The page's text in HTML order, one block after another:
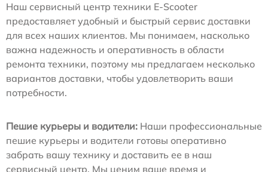
Наш сервисный центр техники E-Scooter
предоставляет удобный и быстрый сервис доставки
для всех наших клиентов. Мы понимаем, насколько
важна надежность и оперативность в области
ремонта техники, поэтому мы предлагаем несколько
вариантов доставки, чтобы удовлетворить ваши
потребности.
Пешие курьеры и водители: Наши профессиональные
пешие курьеры и водители готовы оперативно
забрать вашу технику и доставить ее в наш
сервисный центр. Мы ценим ваше время и